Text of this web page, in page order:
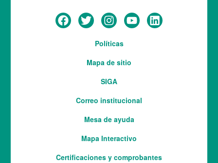
Políticas
Mapa de sitio
SIGA
Correo institucional
Mesa de ayuda
Mapa Interactivo
ServicesCertificaciones y comprobantes